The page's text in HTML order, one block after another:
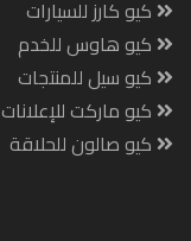
كيو كارز للسيارات
كيو هاوس للخدم
كيو سيل للمنتجات
كيو ماركت للإعلانات
كيو صالون للحلاقة